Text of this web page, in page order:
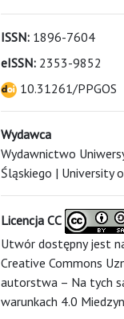
ISSN:1896-7604
eISSN:2353-9852
10.31261/PPGOS
Wydawca
Wydawnictwo
Śląskiego | University
Licencja CC
Utwór dostępny jest
Creative Commons
autorstwa – Na tych
warunkach 4.0